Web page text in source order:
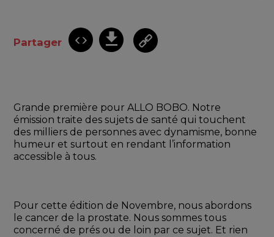
Partager
Grande première pour ALLO BOBO. Notre
émission traite des sujets de santé qui touchent
des milliers de personnes avec dynamisme, bonne
humeur et surtout en rendant l’information
accessible à tous.
Pour cette édition de Novembre, nous abordons
le cancer de la prostate. Nous sommes tous
concerné de prés ou de loin par ce sujet. Et rien